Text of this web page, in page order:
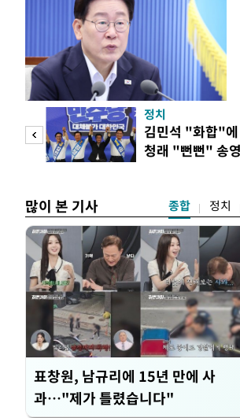
정치
김민석 "화합"에
청래 "뻔뻔" 송
많이 본 기사 종합 정치
표창원, 남규리에 15년 만에 사
과…"제가 틀렸습니다"